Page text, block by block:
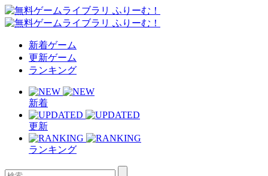
新着ゲーム
更新ゲーム
ランキング
新着
更新
ランキング